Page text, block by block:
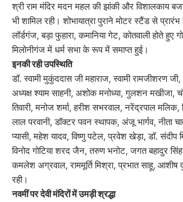
श्री राम मंदिर मदन महल की झांकी और विशालकाय
भी शामिल रही। शोभायात्रा पुराने मोटर स्टैंड से
लॉर्डगंज, बड़ा फुहारा, कमानिया गेट, कोतवाली होते हुए
मिलोनीगंज में धर्म सभा के रूप में समाप्त हुई।
इनकी रही उपस्थिति
डॉ. स्वामी मुकुंददास जी महाराज, स्वामी रामजीशरण
अध्यक्ष श्याम साहनी, अशोक मनोध्या, गुलशन मखीजा,
तिवारी, मनोज शर्मा, हरीश सभरवाल, नरेंद्रपाल मलिक,
लाल परवानी, डॉक्टर पवन स्थापक, अंजू भार्गव, नीता
प्यासी, महेश यादव, विष्णु पटेल, प्रवेश खेड़ा, डॉ. संदीप
विनोद गोटिया शरद जैन, तरुण भनोट, जगत बहादुर
कमलेश अग्रवाल, राममूर्ति मिश्रा, प्रभात साहू, आशीष
रही।
नवमीं पर देवी मंदिरों में उमड़ी श्रद्धा